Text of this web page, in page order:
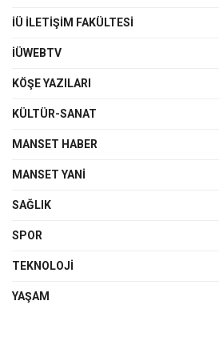
İÜ İLETIŞIM FAKÜLTESI
İÜWEBTV
KÖŞE YAZILARI
KÜLTÜR-SANAT
MANSET HABER
MANSET YANI
SAĞLIK
SPOR
TEKNOLOJI
YAŞAM